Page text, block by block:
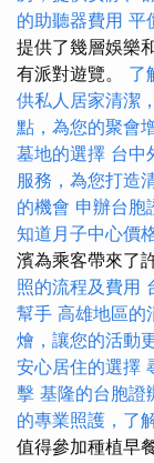
的助聽器費用 平
提供了幾層娛樂
有派對遊覽。 了
供私人居家清潔
點，為您的聚會
墓地的選擇 台中
服務，為您打造
的機會 申辦台胞
知道月子中心價
濱為乘客帶來了
照的流程及費用
幫手 高雄地區的
燴，讓您的活動
安心居住的選擇
擊 基隆的台胞證
的專業照護，了
值得參加種植早